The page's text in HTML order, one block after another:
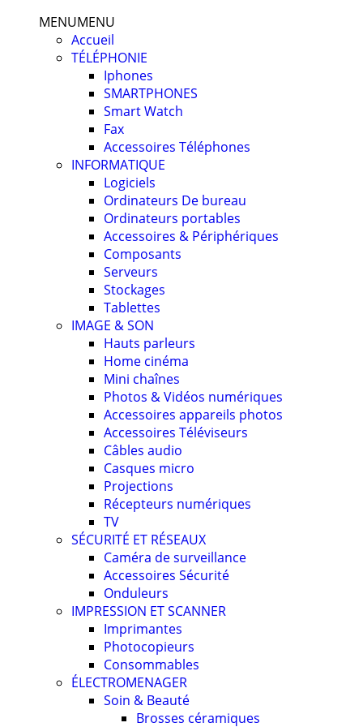
MENUMENU
Accueil
TÉLÉPHONIE
Iphones
SMARTPHONES
Smart Watch
Fax
Accessoires Téléphones
INFORMATIQUE
Logiciels
Ordinateurs De bureau
Ordinateurs portables
Accessoires & Périphériques
Composants
Serveurs
Stockages
Tablettes
IMAGE & SON
Hauts parleurs
Home cinéma
Mini chaînes
Photos & Vidéos numériques
Accessoires appareils photos
Accessoires Téléviseurs
Câbles audio
Casques micro
Projections
Récepteurs numériques
TV
SÉCURITÉ ET RÉSEAUX
Caméra de surveillance
Accessoires Sécurité
Onduleurs
IMPRESSION ET SCANNER
Imprimantes
Photocopieurs
Consommables
ÉLECTROMENAGER
Soin & Beauté
Brosses céramiques